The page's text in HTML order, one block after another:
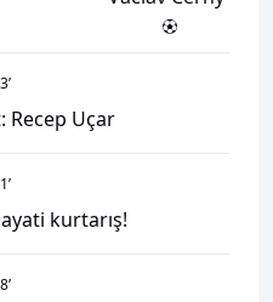
’
Recep Uçar
’
kurtarış!
’